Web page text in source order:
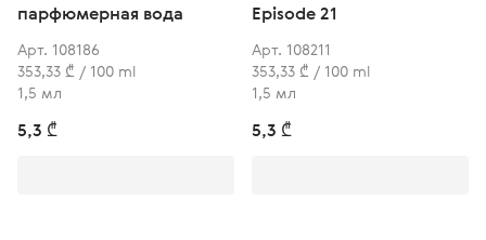
парфюмерная вода
Арт. 108186
353,33 ₾ / 100 ml
1,5 мл
5,3 ₾
Episode 21
Арт. 108211
353,33 ₾ / 100 ml
1,5 мл
5,3 ₾